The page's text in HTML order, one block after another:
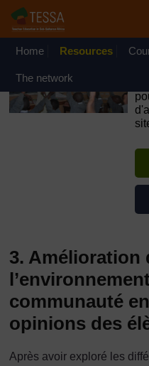
Passer au contenu principal
OpenLearn Create will be
August 2026 from 8am
Home Resources
The network
3. Amélioration
communauté
opinions des
Après avoir exploré les